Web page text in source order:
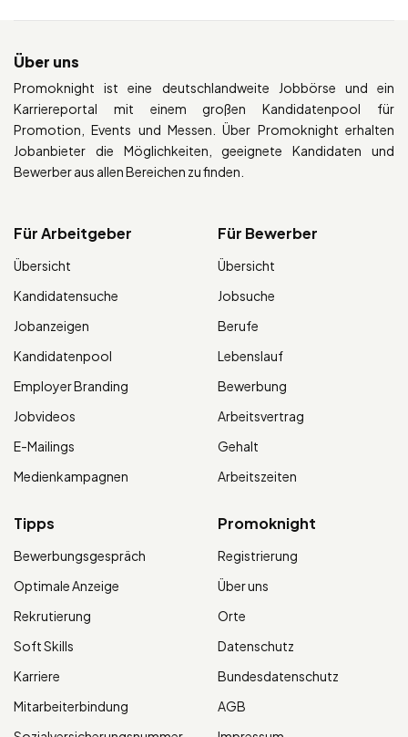
Über uns
Promoknight ist eine deutschlandweite Jobbörse und ein
Karriereportal mit einem großen Kandidatenpool für
Promotion, Events und Messen. Über Promoknight erhalten
Jobanbieter die Möglichkeiten, geeignete Kandidaten und
Bewerber aus allen Bereichen zu finden.
Für Arbeitgeber
Übersicht
Kandidatensuche
Jobanzeigen
Kandidatenpool
Employer Branding
Jobvideos
E-Mailings
Medienkampagnen
Für Bewerber
Übersicht
Jobsuche
Berufe
Lebenslauf
Bewerbung
Arbeitsvertrag
Gehalt
Arbeitszeiten
Tipps
Bewerbungsgespräch
Optimale Anzeige
Rekrutierung
Soft Skills
Karriere
Mitarbeiterbindung
Promoknight
Registrierung
Über uns
Orte
Datenschutz
Bundesdatenschutz
AGB